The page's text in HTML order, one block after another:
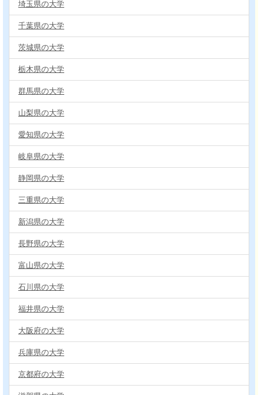
埼玉県の大学
千葉県の大学
茨城県の大学
栃木県の大学
群馬県の大学
山梨県の大学
愛知県の大学
岐阜県の大学
静岡県の大学
三重県の大学
新潟県の大学
長野県の大学
富山県の大学
石川県の大学
福井県の大学
大阪府の大学
兵庫県の大学
京都府の大学